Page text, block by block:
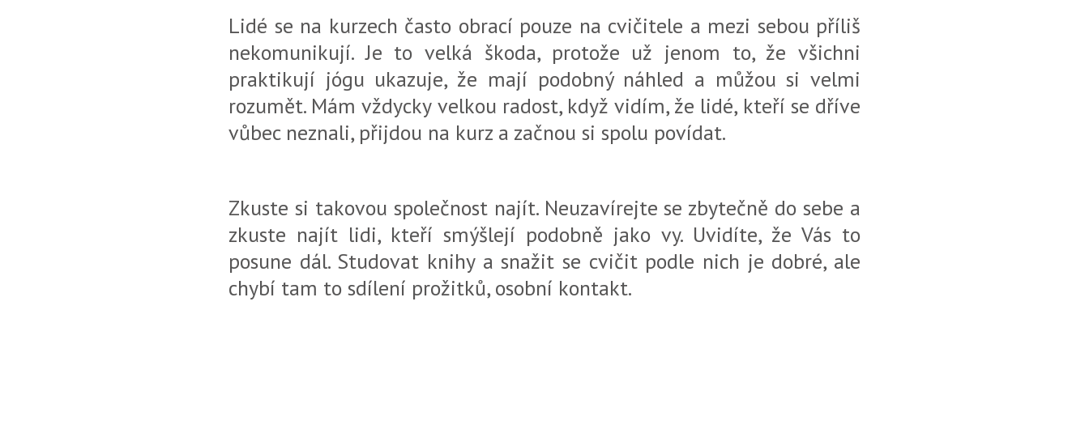
Lidé se na kurzech často obrací pouze na cvičitele a mezi sebou příliš
nekomunikují. Je to velká škoda, protože už jenom to, že všichni
praktikují jógu ukazuje, že mají podobný náhled a můžou si velmi
rozumět. Mám vždycky velkou radost, když vidím, že lidé, kteří se dříve
vůbec neznali, přijdou na kurz a začnou si spolu povídat.
Zkuste si takovou společnost najít. Neuzavírejte se zbytečně do sebe a
zkuste najít lidi, kteří smýšlejí podobně jako vy. Uvidíte, že Vás to
posune dál. Studovat knihy a snažit se cvičit podle nich je dobré, ale
chybí tam to sdílení prožitků, osobní kontakt.